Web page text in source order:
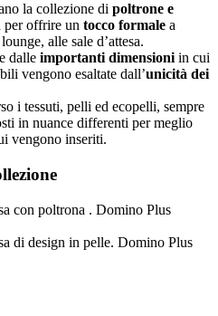
la collezione di poltrone e
per offrire un tocco formale a
alle sale d’attesa.
e dalle importanti dimensioni in cui
vengono esaltate dall’unicità dei
i tessuti, pelli ed ecopelli, sempre
in nuance differenti per meglio
vengono inseriti.